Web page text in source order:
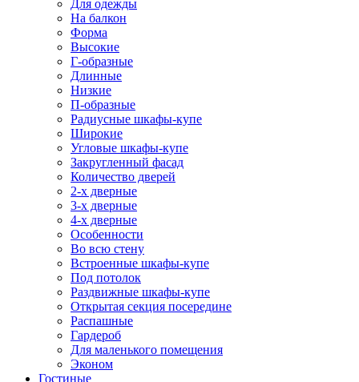
Для одежды
На балкон
Форма
Высокие
Г-образные
Длинные
Низкие
П-образные
Радиусные шкафы-купе
Широкие
Угловые шкафы-купе
Закругленный фасад
Количество дверей
2-х дверные
3-х дверные
4-х дверные
Особенности
Во всю стену
Встроенные шкафы-купе
Под потолок
Раздвижные шкафы-купе
Открытая секция посередине
Распашные
Гардероб
Для маленького помещения
Эконом
Гостиные